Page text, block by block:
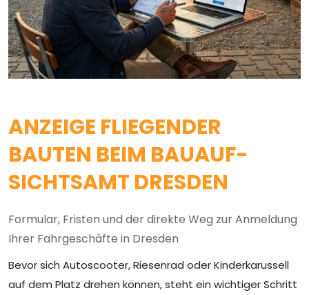
ANZEIGE FLIEGENDER
BAUTEN BEIM BAUAUF­
SICHTS­AMT DRESDEN
Formular, Fristen und der direkte Weg zur Anmeldung
Ihrer Fahrgeschäfte in Dresden
Bevor sich Autoscooter, Riesenrad oder Kinderkarussell
auf dem Platz drehen können, steht ein wichtiger Schritt